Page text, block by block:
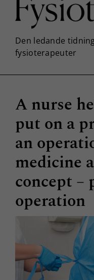
innehållet
A nurse
put on a
an
medicine
concept –
operation